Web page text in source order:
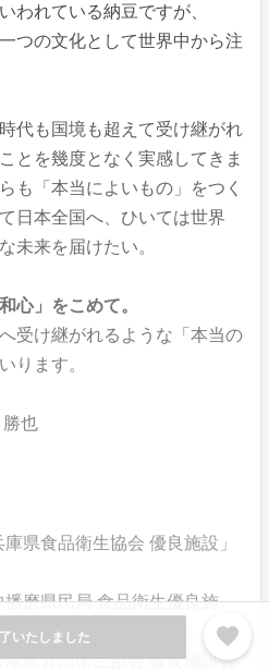
いたしました favorite
われている納豆ですが、
つの文化として世界中から注
代も国境も超えて受け継がれ
とを幾度となく実感してきま
も「本当によいもの」をつく
日本全国へ、ひいては世界
未来を届けたい。
心」をこめて。
受け継がれるような「本当の
ります。
也
県食品衛生協会 優良施設」
磨県民局 食品衛生優良施
県食品衛生協会 優良施設会